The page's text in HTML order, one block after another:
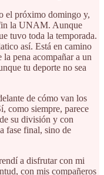
el próximo domingo y,
fin la UNAM. Aunque
tuvo toda la temporada.
así. Está en camino
pena acompañar a un
tu deporte no sea
de cómo van los
como siempre, parece
su división y con
fase final, sino de
a disfrutar con mi
con mis compañeros